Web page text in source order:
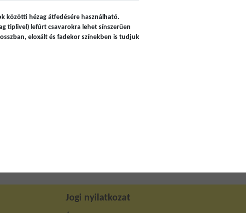
közötti hézag átfedésére használható.
tiplivel) lefúrt csavarokra lehet sínszerűen
eloxált és fadekor színekben is tudjuk
Jogi nyilatkozat